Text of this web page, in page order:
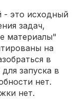
это исходный
задач,
материалы"
на
в
запуска в
нет.
нет.